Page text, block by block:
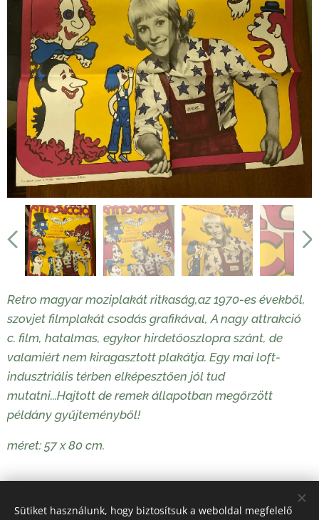
Retro magyar moziplakát ritkaság,az 1970-es évekből,
szovjet filmplakát csodás grafikával, A nagy attrakció
c. film, hatalmas, egykor hirdetőoszlopra szánt, de
valamiért nem kiragasztott plakátja. Egy mai loft-
indusztriális térben elképesztően jól tud
mutatni...Hajtott de remek állapotban megőrzött
példány gyűjteményből!
méret: 57 x 80 cm.
22 000Ft
Sütiket használunk, hogy biztosítsuk a weboldal megfelelő